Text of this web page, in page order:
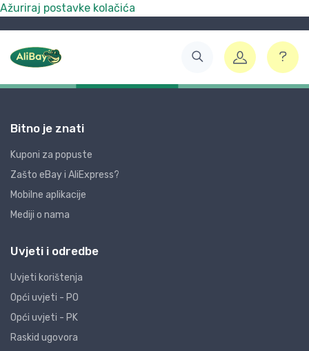
Ažuriraj postavke kolačića
Bitno je znati
Kuponi za popuste
Zašto eBay i AliExpress?
Mobilne aplikacije
Mediji o nama
Uvjeti i odredbe
Uvjeti korištenja
Opći uvjeti - PO
Opći uvjeti - PK
Raskid ugovora